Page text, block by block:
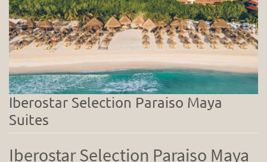
Iberostar Selection Paraiso Maya
Suites
Iberostar Selection Paraiso Maya